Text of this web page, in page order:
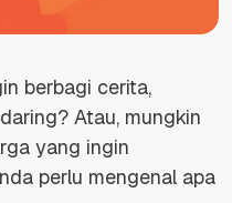
berbagi cerita,
Atau, mungkin
yang ingin
perlu mengenal apa